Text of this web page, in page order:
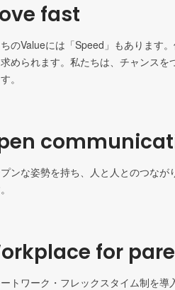
fast
のValueには「Speed」もあります
求められます。私たちは、チャンス
。
ンな姿勢を持ち、人と人とのつな
for
ートワーク・フレックスタイム制を